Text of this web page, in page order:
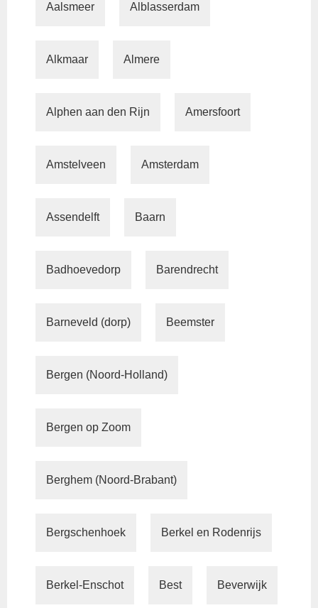
Aalsmeer Alblasserdam
Alkmaar Almere
Alphen aan den Rijn Amersfoort
Amstelveen Amsterdam
Assendelft Baarn
Badhoevedorp Barendrecht
Barneveld (dorp) Beemster
Bergen (Noord-Holland)
Bergen op Zoom
Berghem (Noord-Brabant)
Bergschenhoek Berkel en Rodenrijs
Berkel-Enschot Best Beverwijk